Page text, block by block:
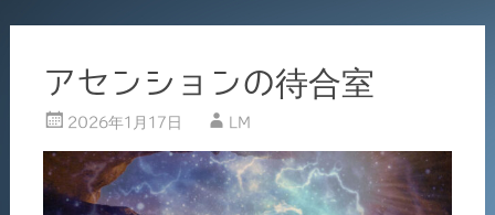
アセンションの待合室
2026年1月17日 LM